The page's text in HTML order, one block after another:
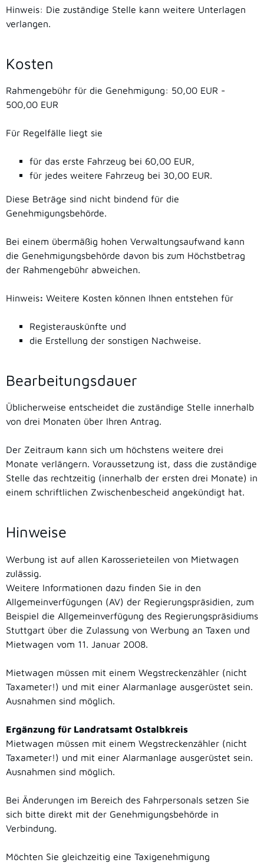
Hinweis: Die zuständige Stelle kann weitere Unterlagen
verlangen.
Kosten
Rahmengebühr für die Genehmigung: 50,00 EUR -
500,00 EUR
Für Regelfälle liegt sie
für das erste Fahrzeug bei 60,00 EUR,
für jedes weitere Fahrzeug bei 30,00 EUR.
Diese Beträge sind nicht bindend für die
Genehmigungsbehörde.
Bei einem übermäßig hohen Verwaltungsaufwand kann
die Genehmigungsbehörde davon bis zum Höchstbetrag
der Rahmengebühr abweichen.
Hinweis: Weitere Kosten können Ihnen entstehen für
Registerauskünfte und
die Erstellung der sonstigen Nachweise.
Bearbeitungsdauer
Üblicherweise entscheidet die zuständige Stelle innerhalb
von drei Monaten über Ihren Antrag.
Der Zeitraum kann sich um höchstens weitere drei
Monate verlängern. Voraussetzung ist, dass die zuständige
Stelle das rechtzeitig (innerhalb der ersten drei Monate) in
einem schriftlichen Zwischenbescheid angekündigt hat.
Hinweise
Werbung ist auf allen Karosserieteilen von Mietwagen
zulässig.
Weitere Informationen dazu finden Sie in den
Allgemeinverfügungen (AV) der Regierungspräsidien, zum
Beispiel die Allgemeinverfügung des Regierungspräsidiums
Stuttgart über die Zulassung von Werbung an Taxen und
Mietwagen vom 11. Januar 2008.
Mietwagen müssen mit einem Wegstreckenzähler (nicht
Taxameter!) und mit einer Alarmanlage ausgerüstet sein.
Ausnahmen sind möglich.
Ergänzung für Landratsamt Ostalbkreis
Mietwagen müssen mit einem Wegstreckenzähler (nicht
Taxameter!) und mit einer Alarmanlage ausgerüstet sein.
Ausnahmen sind möglich.
Bei Änderungen im Bereich des Fahrpersonals setzen Sie
sich bitte direkt mit der Genehmigungsbehörde in
Verbindung.
Möchten Sie gleichzeitig eine Taxigenehmigung